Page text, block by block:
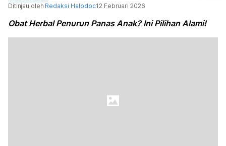
Ditinjau oleh Redaksi Halodoc12 Februari 2026
Obat Herbal Penurun Panas Anak? Ini Pilihan Alami!